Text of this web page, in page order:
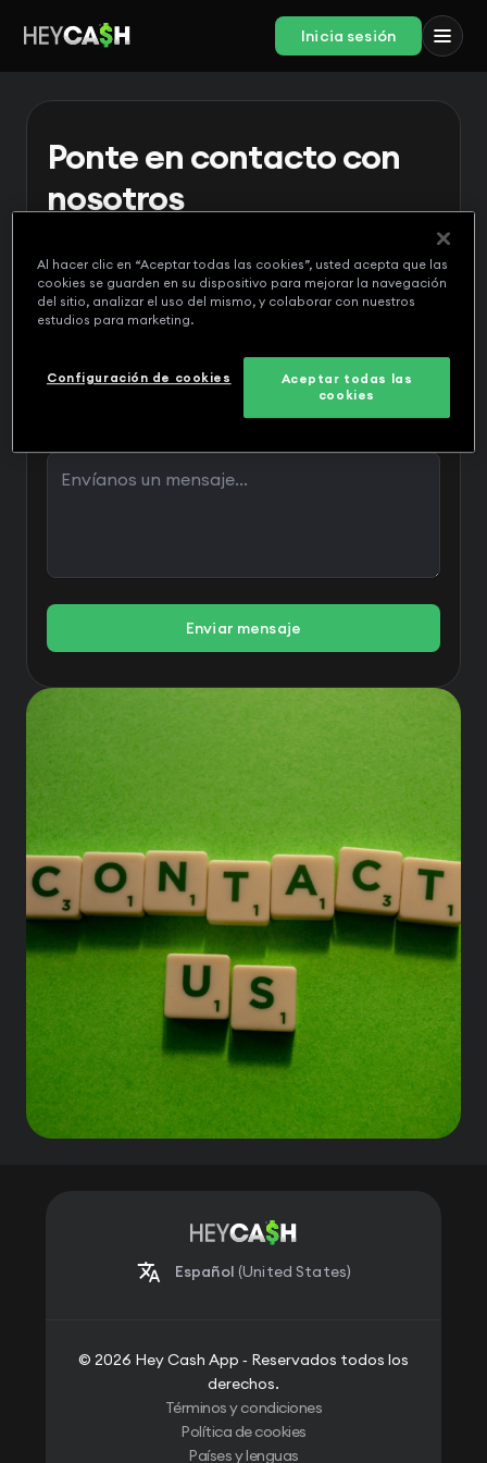
Inicia sesión
Ponte en contacto con
nosotros
de ti.
Enviar mensaje
Español (United States)
© 2026 Hey Cash App ‐ Reservados todos los
derechos.
Términos y condiciones
Política de cookies
Países y lenguas
Al hacer clic en “Aceptar todas las cookies”, usted acepta que las
cookies se guarden en su dispositivo para mejorar la navegación
del sitio, analizar el uso del mismo, y colaborar con nuestros
estudios para marketing.
Aceptar todas las
cookies
Configuración de cookies